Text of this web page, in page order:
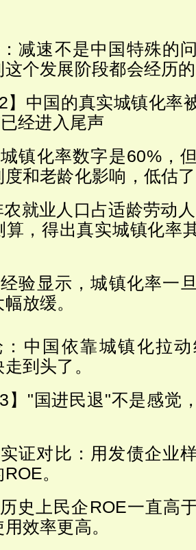
：减速不是中国特殊的
个发展阶段都会经历
】中国的真实城镇化率
经进入尾声
城镇化率数字是60%，
和老龄化影响，低估
农就业人口占适龄劳动
算，得出真实城镇化率
经验显示，城镇化率一
放缓。
：中国依靠城镇化拉
到头了。
】"国进民退"不是感觉
实证对比：用发债企业
。
历史上民企ROE一直高
效率更高。